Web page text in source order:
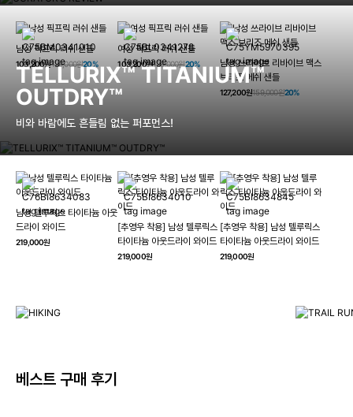
남성 픽프릭 러쉬 샌들
103,200원129,000원20%
여성 픽프릭 러쉬 샌들
103,200원129,000원20%
남성 쓰라이브 리바이브 맥스
브리즈 메쉬 샌들
127,200원159,000원20%
TELLURIX™ TITANIUM™
OUTDRY™
비와 바람에도 흔들림 없는 퍼포먼스!
남성 텔루릭스 타이타늄 아웃
드라이 와이드
219,000원
[추영우 착용] 남성 텔루릭스
타이타늄 아웃드라이 와이드
219,000원
[추영우 착용] 남성 텔루릭스
타이타늄 아웃드라이 와이드
219,000원
HIKING
컬럼비아와 함께 일상을 벗어나
하이킹, 트레킹 등 아웃도어 활동을 즐겨보세요.
베스트 구매 후기